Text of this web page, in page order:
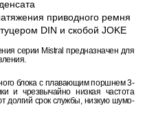
приводного ремня
DIN и скобой JOKE
серии Mistral предназначен для
блока с плавающим поршнем 3-
и чрезвычайно низкая частота
долгий срок службы, низкую шумо-